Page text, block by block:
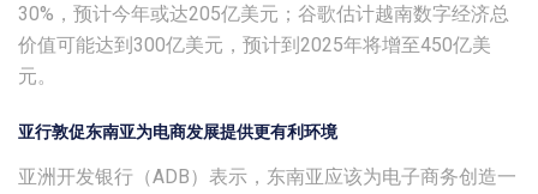
30%，预计今年或达205亿美元；谷歌估计越南数字经济总
价值可能达到300亿美元，预计到2025年将增至450亿美
元。
亚行敦促东南亚为电商发展提供更有利环境
亚洲开发银行（ADB）表示，东南亚应该为电子商务创造一